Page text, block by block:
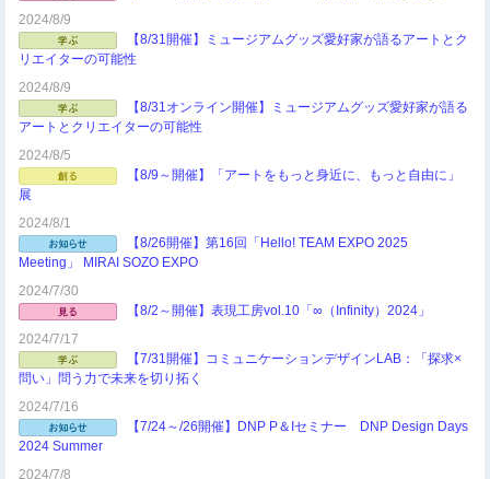
2024/8/9
【8/31開催】ミュージアムグッズ愛好家が語るアートとク
リエイターの可能性
2024/8/9
【8/31オンライン開催】ミュージアムグッズ愛好家が語る
アートとクリエイターの可能性
2024/8/5
【8/9～開催】「アートをもっと身近に、もっと自由に」
展
2024/8/1
【8/26開催】第16回「Hello! TEAM EXPO 2025
Meeting」 MIRAI SOZO EXPO
2024/7/30
【8/2～開催】表現工房vol.10「∞（Infinity）2024」
2024/7/17
【7/31開催】コミュニケーションデザインLAB：「探求×
問い」問う力で未来を切り拓く
2024/7/16
【7/24～/26開催】DNP P＆Iセミナー DNP Design Days
2024 Summer
2024/7/8